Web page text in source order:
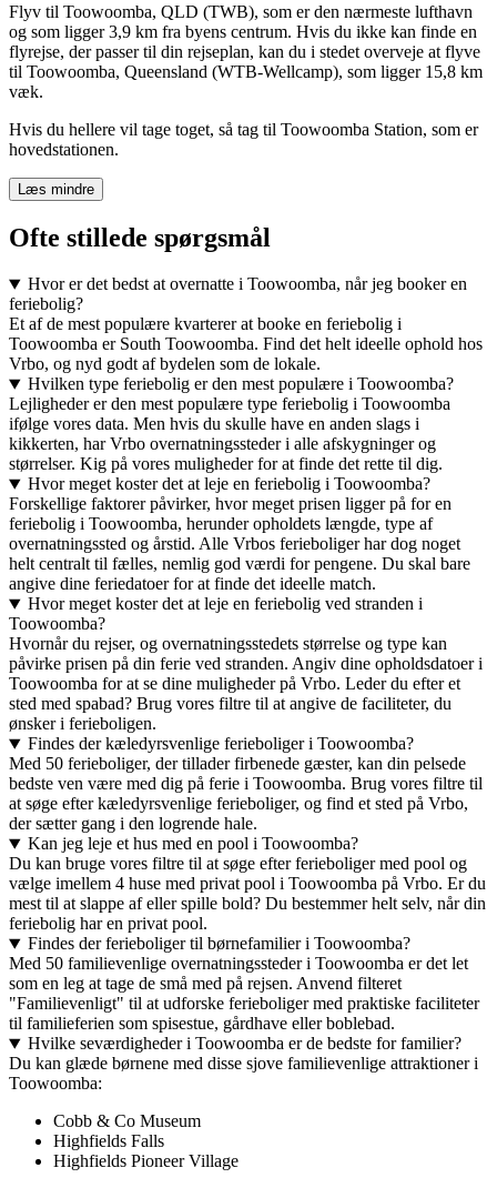
Flyv til Toowoomba, QLD (TWB), som er den nærmeste lufthavn
og som ligger 3,9 km fra byens centrum. Hvis du ikke kan finde en
flyrejse, der passer til din rejseplan, kan du i stedet overveje at flyve
til Toowoomba, Queensland (WTB-Wellcamp), som ligger 15,8 km
væk.
Hvis du hellere vil tage toget, så tag til Toowoomba Station, som er
hovedstationen.
Læs mindre
Ofte stillede spørgsmål
Hvor er det bedst at overnatte i Toowoomba, når jeg booker en
feriebolig?
Et af de mest populære kvarterer at booke en feriebolig i
Toowoomba er South Toowoomba. Find det helt ideelle ophold hos
Vrbo, og nyd godt af bydelen som de lokale.
Hvilken type feriebolig er den mest populære i Toowoomba?
Lejligheder er den mest populære type feriebolig i Toowoomba
ifølge vores data. Men hvis du skulle have en anden slags i
kikkerten, har Vrbo overnatningssteder i alle afskygninger og
størrelser. Kig på vores muligheder for at finde det rette til dig.
Hvor meget koster det at leje en feriebolig i Toowoomba?
Forskellige faktorer påvirker, hvor meget prisen ligger på for en
feriebolig i Toowoomba, herunder opholdets længde, type af
overnatningssted og årstid. Alle Vrbos ferieboliger har dog noget
helt centralt til fælles, nemlig god værdi for pengene. Du skal bare
angive dine feriedatoer for at finde det ideelle match.
Hvor meget koster det at leje en feriebolig ved stranden i
Toowoomba?
Hvornår du rejser, og overnatningsstedets størrelse og type kan
påvirke prisen på din ferie ved stranden. Angiv dine opholdsdatoer i
Toowoomba for at se dine muligheder på Vrbo. Leder du efter et
sted med spabad? Brug vores filtre til at angive de faciliteter, du
ønsker i ferieboligen.
Findes der kæledyrsvenlige ferieboliger i Toowoomba?
Med 50 ferieboliger, der tillader firbenede gæster, kan din pelsede
bedste ven være med dig på ferie i Toowoomba. Brug vores filtre til
at søge efter kæledyrsvenlige ferieboliger, og find et sted på Vrbo,
der sætter gang i den logrende hale.
Kan jeg leje et hus med en pool i Toowoomba?
Du kan bruge vores filtre til at søge efter ferieboliger med pool og
vælge imellem 4 huse med privat pool i Toowoomba på Vrbo. Er du
mest til at slappe af eller spille bold? Du bestemmer helt selv, når din
feriebolig har en privat pool.
Findes der ferieboliger til børnefamilier i Toowoomba?
Med 50 familievenlige overnatningssteder i Toowoomba er det let
som en leg at tage de små med på rejsen. Anvend filteret
"Familievenligt" til at udforske ferieboliger med praktiske faciliteter
til familieferien som spisestue, gårdhave eller boblebad.
Hvilke seværdigheder i Toowoomba er de bedste for familier?
Du kan glæde børnene med disse sjove familievenlige attraktioner i
Toowoomba:
Cobb & Co Museum
Highfields Falls
Highfields Pioneer Village